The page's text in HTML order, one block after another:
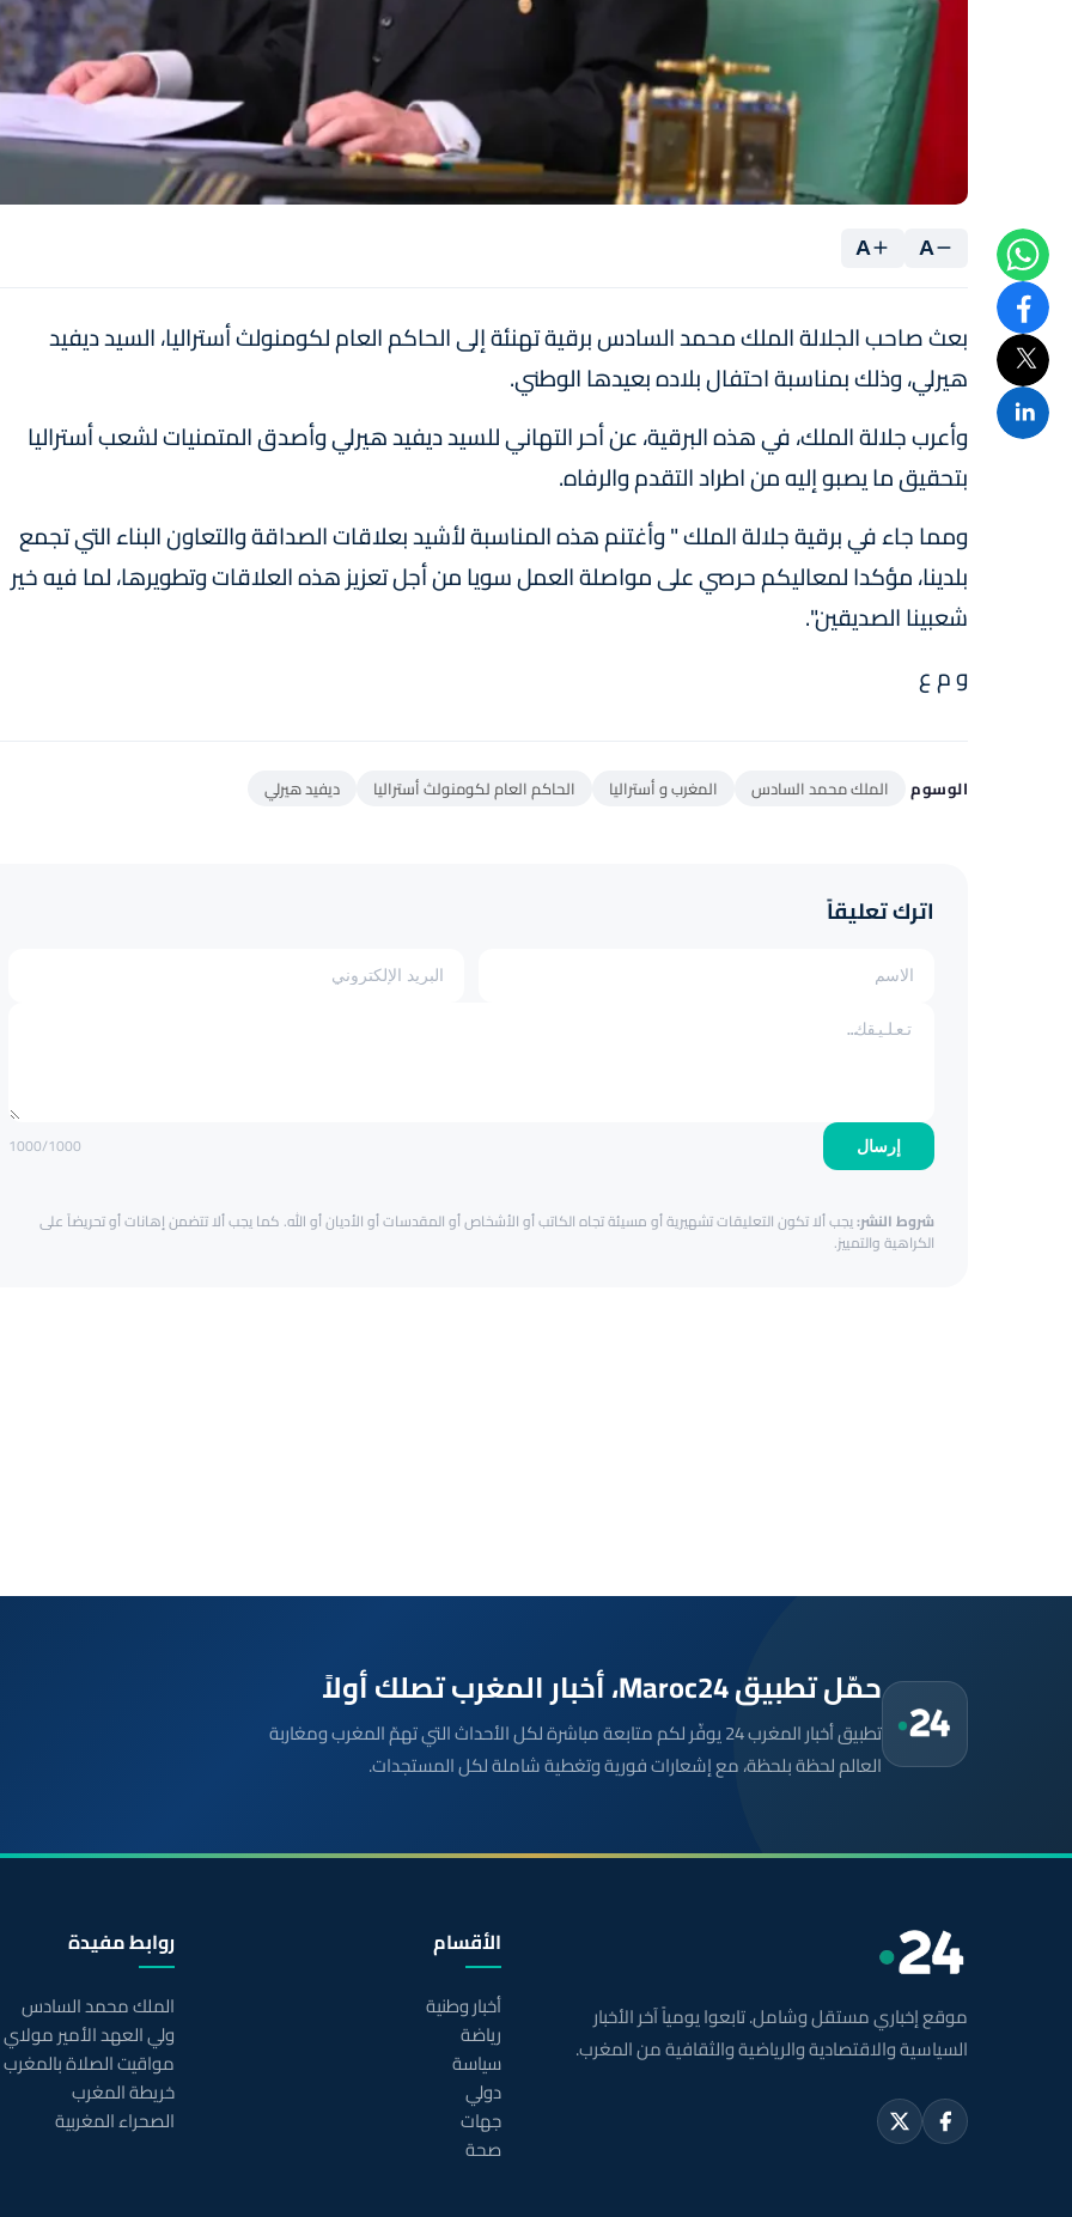
A
A
بعث صاحب الجلالة الملك محمد السادس برقية تهنئة إلى الحاكم العام لكومنولث أستراليا، السيد ديفيد
هيرلي، وذلك بمناسبة احتفال بلاده بعيدها الوطني.
وأعرب جلالة الملك، في هذه البرقية، عن أحر التهاني للسيد ديفيد هيرلي وأصدق المتمنيات لشعب أستراليا
بتحقيق ما يصبو إليه من اطراد التقدم والرفاه.
ومما جاء في برقية جلالة الملك " وأغتنم هذه المناسبة لأشيد بعلاقات الصداقة والتعاون البناء التي تجمع
بلدينا، مؤكدا لمعاليكم حرصي على مواصلة العمل سويا من أجل تعزيز هذه العلاقات وتطويرها، لما فيه خير
شعبينا الصديقين".
و م ع
الوسوم الملك محمد السادس المغرب و أستراليا الحاكم العام لكومنولث أستراليا ديفيد هيرلي
اترك تعليقاً
إرسال 1000/1000
شروط النشر:يجب ألا تكون التعليقات تشهيرية أو مسيئة تجاه الكاتب أو الأشخاص أو المقدسات أو الأديان أو الله. كما يجب ألا تتضمن إهانات أو تحريضاً على
الكراهية والتمييز.
حمّل تطبيق Maroc24، أخبار المغرب تصلك أولاً
تطبيق أخبار المغرب 24 يوفّر لكم متابعة مباشرة لكل الأحداث التي تهمّ المغرب ومغاربة
العالم لحظة بلحظة، مع إشعارات فورية وتغطية شاملة لكل المستجدات.
موقع إخباري مستقل وشامل. تابعوا يومياً آخر الأخبار
السياسية والاقتصادية والرياضية والثقافية من المغرب.
الأقسام
أخبار وطنية
رياضة
سياسة
دولي
جهات
صحة
روابط مفيدة
الملك محمد السادس
ولي العهد الأمير
مواقيت الصلاة بالمغرب
خريطة المغرب
الصحراء المغربية